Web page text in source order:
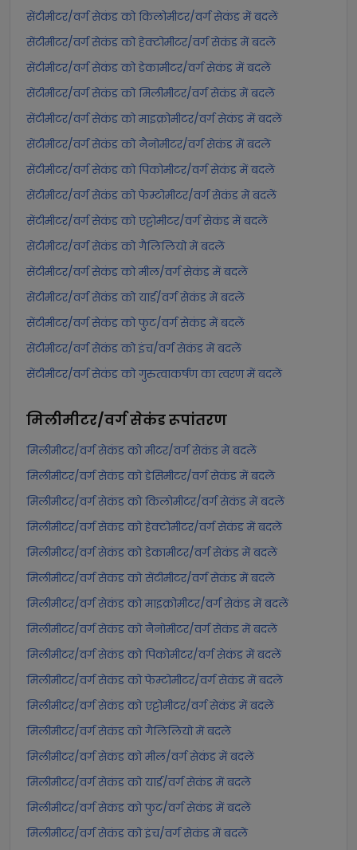
सेंटीमीटर/वर्ग सेकंड को किलोमीटर/वर्ग सेकंड में बदलें
सेंटीमीटर/वर्ग सेकंड को हेक्टोमीटर/वर्ग सेकंड में बदलें
सेंटीमीटर/वर्ग सेकंड को डेकामीटर/वर्ग सेकंड में बदलें
सेंटीमीटर/वर्ग सेकंड को मिलीमीटर/वर्ग सेकंड में बदलें
सेंटीमीटर/वर्ग सेकंड को माइक्रोमीटर/वर्ग सेकंड में बदलें
सेंटीमीटर/वर्ग सेकंड को नैनोमीटर/वर्ग सेकंड में बदलें
सेंटीमीटर/वर्ग सेकंड को पिकोमीटर/वर्ग सेकंड में बदलें
सेंटीमीटर/वर्ग सेकंड को फेम्टोमीटर/वर्ग सेकंड में बदलें
सेंटीमीटर/वर्ग सेकंड को एट्टोमीटर/वर्ग सेकंड में बदलें
सेंटीमीटर/वर्ग सेकंड को गैलिलियो में बदलें
सेंटीमीटर/वर्ग सेकंड को मील/वर्ग सेकंड में बदलें
सेंटीमीटर/वर्ग सेकंड को यार्ड/वर्ग सेकंड में बदलें
सेंटीमीटर/वर्ग सेकंड को फुट/वर्ग सेकंड में बदलें
सेंटीमीटर/वर्ग सेकंड को इंच/वर्ग सेकंड में बदलें
सेंटीमीटर/वर्ग सेकंड को गुरुत्वाकर्षण का त्वरण में बदलें
मिलीमीटर/वर्ग सेकंडरूपांतरण
मिलीमीटर/वर्ग सेकंड को मीटर/वर्ग सेकंड में बदलें
मिलीमीटर/वर्ग सेकंड को डेसिमीटर/वर्ग सेकंड में बदलें
मिलीमीटर/वर्ग सेकंड को किलोमीटर/वर्ग सेकंड में बदलें
मिलीमीटर/वर्ग सेकंड को हेक्टोमीटर/वर्ग सेकंड में बदलें
मिलीमीटर/वर्ग सेकंड को डेकामीटर/वर्ग सेकंड में बदलें
मिलीमीटर/वर्ग सेकंड को सेंटीमीटर/वर्ग सेकंड में बदलें
मिलीमीटर/वर्ग सेकंड को माइक्रोमीटर/वर्ग सेकंड में बदलें
मिलीमीटर/वर्ग सेकंड को नैनोमीटर/वर्ग सेकंड में बदलें
मिलीमीटर/वर्ग सेकंड को पिकोमीटर/वर्ग सेकंड में बदलें
मिलीमीटर/वर्ग सेकंड को फेम्टोमीटर/वर्ग सेकंड में बदलें
मिलीमीटर/वर्ग सेकंड को एट्टोमीटर/वर्ग सेकंड में बदलें
मिलीमीटर/वर्ग सेकंड को गैलिलियो में बदलें
मिलीमीटर/वर्ग सेकंड को मील/वर्ग सेकंड में बदलें
मिलीमीटर/वर्ग सेकंड को यार्ड/वर्ग सेकंड में बदलें
मिलीमीटर/वर्ग सेकंड को फुट/वर्ग सेकंड में बदलें
मिलीमीटर/वर्ग सेकंड को इंच/वर्ग सेकंड में बदलें